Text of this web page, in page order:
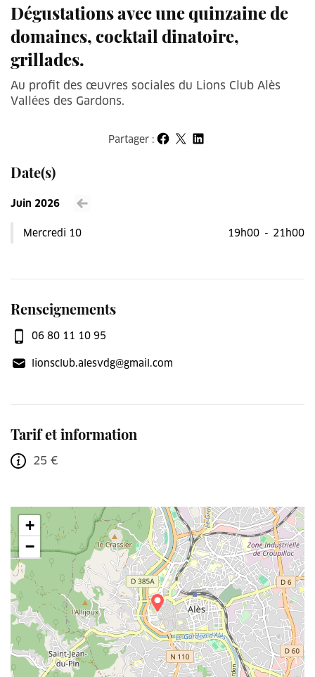
Date(s)
Voir le mois précédent
Juin 2026
Mercredi 10 19h00 - 21h00
Renseignements
06 80 11 10 95
lionsclub.alesvdg@gmail.com
Tarif et information
25 €
+
−
Dégustations avec une quinzaine de
domaines, cocktail dinatoire,
grillades.
Au profit des œuvres sociales du Lions Club Alès
Vallées des Gardons.
Partager :Partager sur Facebook
Partager sur X
Partager sur LinkedIn